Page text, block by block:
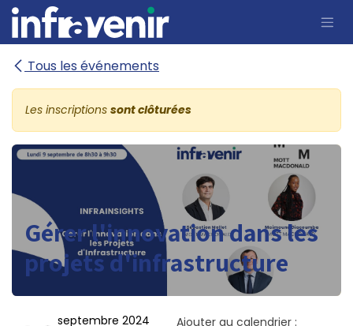
Se rendre au contenu
Tous les événements
Les inscriptions sont clôturées
Gérer l'innovation dans les
projets d'infrastructure
septembre 2024
Ajouter au calendrier :